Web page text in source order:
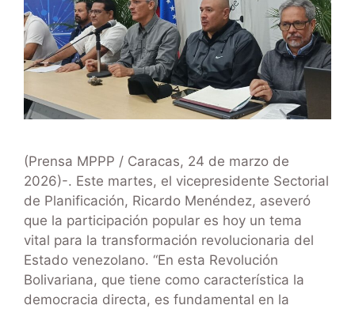
(Prensa MPPP / Caracas, 24 de marzo de
2026)-. Este martes, el vicepresidente Sectorial
de Planificación, Ricardo Menéndez, aseveró
que la participación popular es hoy un tema
vital para la transformación revolucionaria del
Estado venezolano. “En esta Revolución
Bolivariana, que tiene como característica la
democracia directa, es fundamental en la